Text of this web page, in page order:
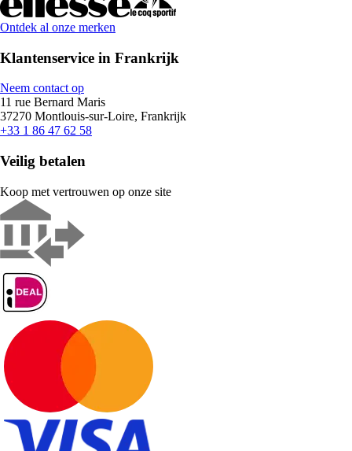
Ontdek al onze merken
Klantenservice in Frankrijk
Neem contact op
11 rue Bernard Maris
37270 Montlouis-sur-Loire, Frankrijk
+33 1 86 47 62 58
Veilig betalen
Koop met vertrouwen op onze site